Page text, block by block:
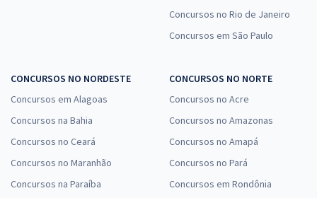
Concursos no Rio de Janeiro
Concursos em São Paulo
CONCURSOS NO NORDESTE
Concursos em Alagoas
Concursos na Bahia
Concursos no Ceará
Concursos no Maranhão
Concursos na Paraíba
CONCURSOS NO NORTE
Concursos no Acre
Concursos no Amazonas
Concursos no Amapá
Concursos no Pará
Concursos em Rondônia